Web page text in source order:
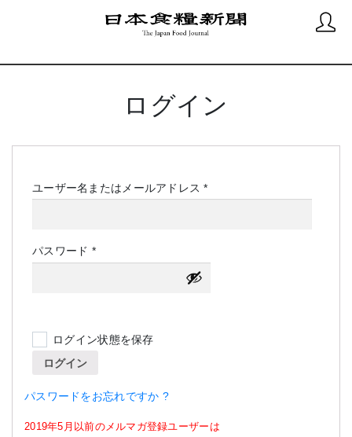
ログイン
ユーザー名またはメールアドレス*必
パスワード *必
須
ログイン状態を保存
ログイン
パスワードをお忘れですか ?
2019年5月以前のメルマガ登録ユーザーは